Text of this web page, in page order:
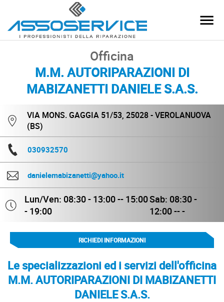
Officina
M.M. AUTORIPARAZIONI DI
MABIZANETTI DANIELE S.A.S.
VIA MONS. GAGGIA 51/53, 25028 - VEROLANUOVA
(BS)
030932570
danielemabizanetti@yahoo.it
Lun/Ven: 08:30 - 13:00 -- 15:00
- 19:00
Sab: 08:30 -
12:00 -- -
RICHIEDI INFORMAZIONI
Le specializzazioni ed i servizi dell'officina
M.M. AUTORIPARAZIONI DI MABIZANETTI
DANIELE S.A.S.